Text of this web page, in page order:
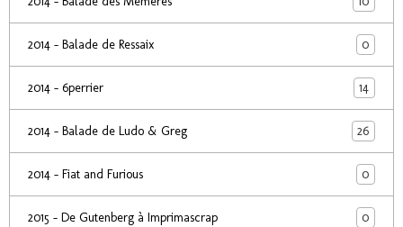
2014 - Balade de Ressaix 0
2014 - 6perrier 14
2014 - Balade de Ludo & Greg 26
2014 - Fiat and Furious 0
2015 - De Gutenberg à Imprimascrap 0